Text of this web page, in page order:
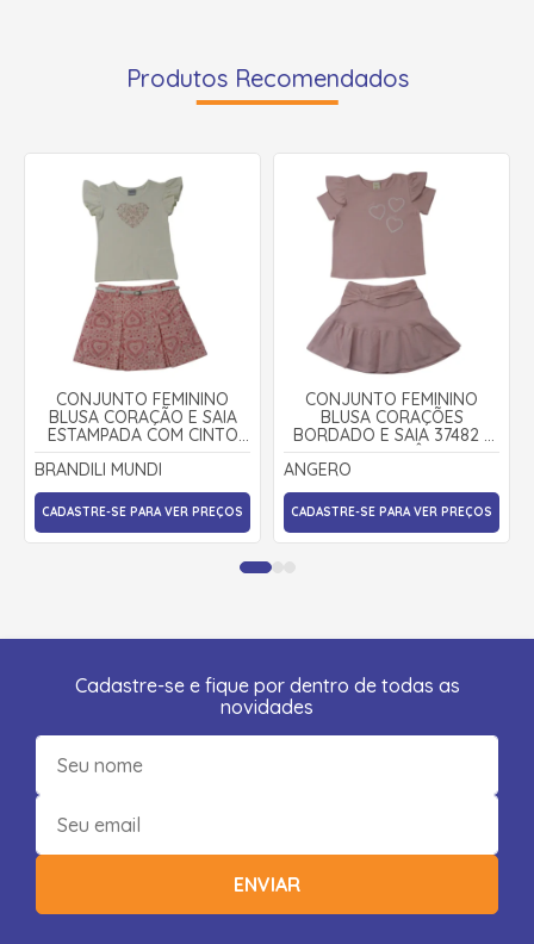
Produtos Recomendados
CONJUNTO FEMININO
BLUSA CORAÇÃO E SAIA
ESTAMPADA COM CINTO
27036 - BRANDILI MUNDI
BRANDILI MUNDI
CADASTRE-SE PARA VER PREÇOS
CONJUNTO FEMININO
BLUSA CORAÇÕES
BORDADO E SAIA 37482 -
ANGERÔ
ANGERO
CADASTRE-SE PARA VER PREÇOS
Cadastre-se e fique por dentro de todas as
novidades
ENVIAR